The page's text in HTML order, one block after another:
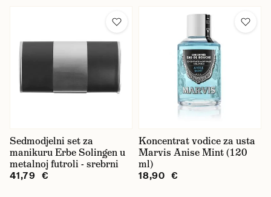
Sedmodjelni set za
manikuru Erbe Solingen u
metalnoj futroli - srebrni
41,79 €
Koncentrat vodice za usta
Marvis Anise Mint (120
ml)
18,90 €